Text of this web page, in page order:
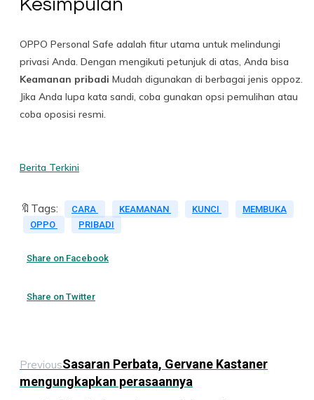
Kesimpulan
OPPO Personal Safe adalah fitur utama untuk melindungi
privasi Anda. Dengan mengikuti petunjuk di atas, Anda bisa
Keamanan pribadi Mudah digunakan di berbagai jenis oppoz.
Jika Anda lupa kata sandi, coba gunakan opsi pemulihan atau
coba oposisi resmi.
Berita Terkini
🔖Tags: CARA KEAMANAN KUNCI
MEMBUKA
OPPO
PRIBADI
Share on Facebook
Share on Twitter
PreviousSasaran Perbata, Gervane Kastaner
mengungkapkan perasaannya